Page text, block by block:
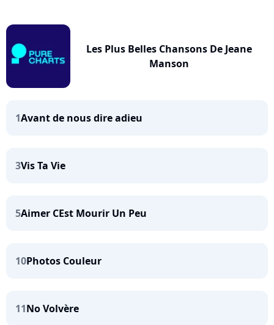
Les Plus Belles Chansons De Jeane
Manson
1Avant de nous dire adieu
3Vis Ta Vie
5Aimer CEst Mourir Un Peu
10Photos Couleur
11No Volvère